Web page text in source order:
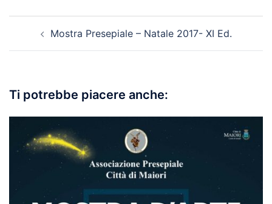
articoloMostra Presepiale – Natale 2017- XI Ed.
Ti potrebbe piacere anche: